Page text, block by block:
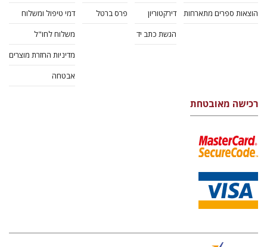
הוצאות ספרים מתארחות
דירקטוריון
הגשת כתב יד
פרס ברטל
דמי טיפול ומשלוח
משלוח לחו"ל
מדיניות החזרת מוצרים
אבטחה
רכישה מאובטחת